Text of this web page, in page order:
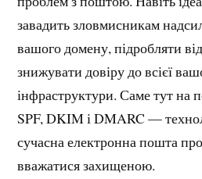
завадить зловмисникам
вашого домену, підробляти
знижувати довіру до всієї
інфраструктури. Саме тут на
SPF, DKIM і DMARC —
сучасна електронна пошта
вважатися захищеною.